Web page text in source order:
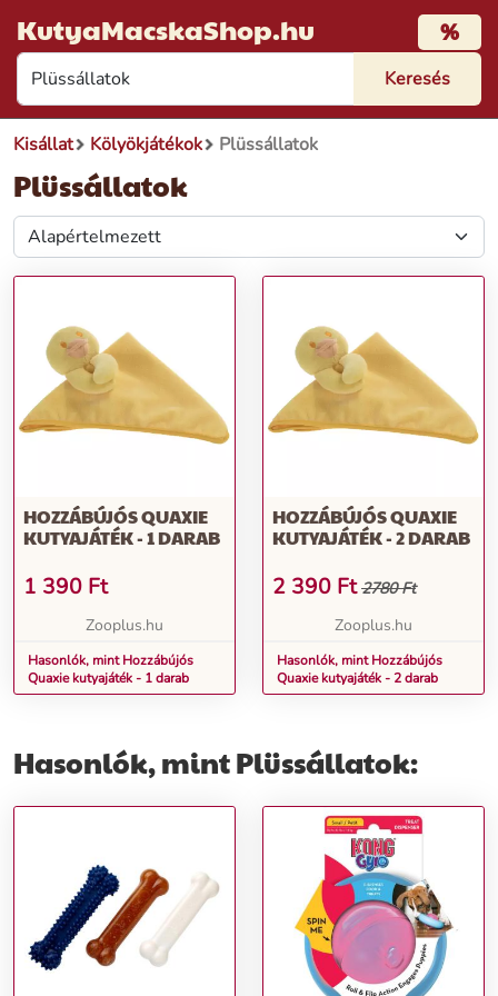
KutyaMacskaShop.hu %
Kisállat Kölyökjátékok Plüssállatok
Plüssállatok
HOZZÁBÚJÓS QUAXIE
KUTYAJÁTÉK - 1 DARAB
1 390 Ft
Zooplus.hu
Hasonlók, mint Hozzábújós
Quaxie kutyajáték - 1 darab
HOZZÁBÚJÓS QUAXIE
KUTYAJÁTÉK - 2 DARAB
2 390 Ft 2780 Ft
Zooplus.hu
Hasonlók, mint Hozzábújós
Quaxie kutyajáték - 2 darab
Hasonlók, mint Plüssállatok: